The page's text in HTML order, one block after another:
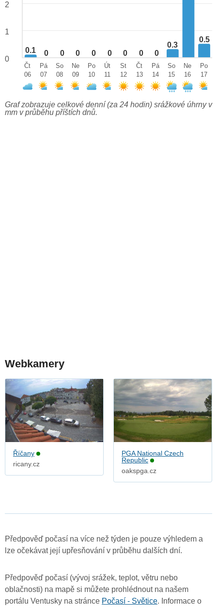
0.1 0 0 0 0 0 0 0 0
0.3
0.5
2
1
0
Čt
06
Pá
07
So
08
Ne
09
Po
10
Út
11
St
12
Čt
13
Pá
14
So
15
Ne
16
Po
17
Graf zobrazuje celkové denní (za 24 hodin) srážkové úhrny v
mm v průběhu příštích dnů.
Webkamery
Říčany
ricany.cz
PGA National Czech
Republic
oakspga.cz
Předpověď počasí na více než týden je pouze výhledem a
lze očekávat její upřesňování v průběhu dalších dní.
Předpověď počasí (vývoj srážek, teplot, větru nebo
oblačnosti) na mapě si můžete prohlédnout na našem
portálu Ventusky na stránce Počasí - Světice. Informace o